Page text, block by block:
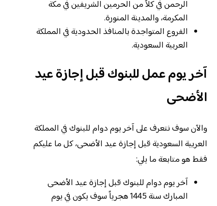
الرحمن في كلاً من الحرمين الشريفين في مكة
المكرمة، والمدينة المنورة.
الفروع المتواجدة بالمنافذ الحدودية في المملكة
العربية السعودية.
آخر يوم عمل للبنوك قبل إجازة عيد
الأضحى
والآن سوف نتعرف على آخر يوم دوام للبنوك في المملكة
العربية السعودية قبل إجازة عيد الأضحى، كل ما عليكم
فقط هو متابعة ما يلي:
آخر يوم دوام للبنوك قبل إجازة عيد الأضحى
المبارك سنة 1445 هجرياً سوف يكون في يوم